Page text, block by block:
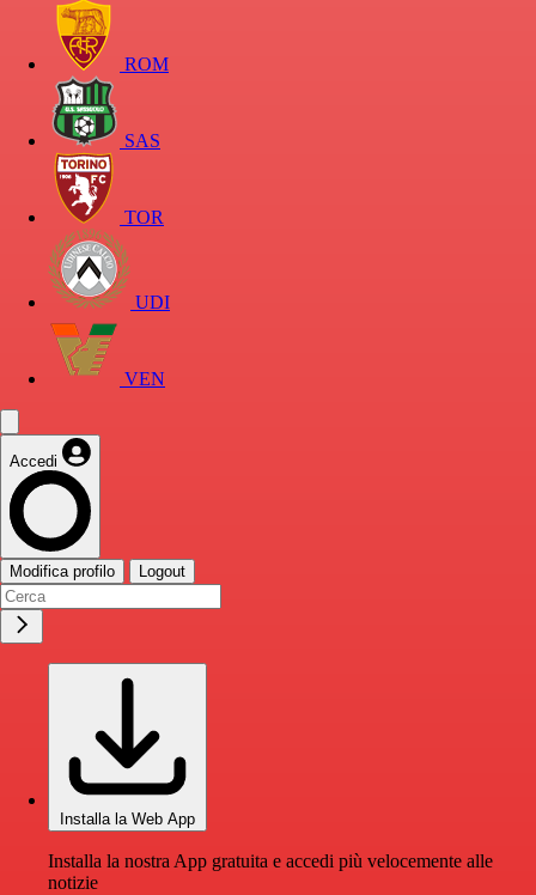
ROM
SAS
TOR
UDI
VEN
Accedi
Modifica profilo Logout
Installa la Web App
Installa la nostra App gratuita e accedi più velocemente alle
notizie